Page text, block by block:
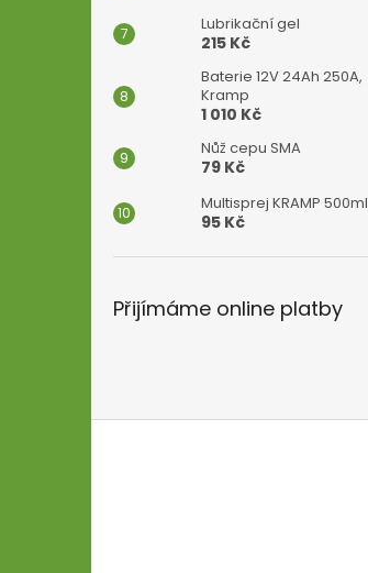
Lubrikační gel
215 Kč
Baterie 12V 24Ah 250A,
Kramp
1 010 Kč
Nůž cepu SMA
79 Kč
Multisprej KRAMP 500ml
95 Kč
Přijímáme online platby